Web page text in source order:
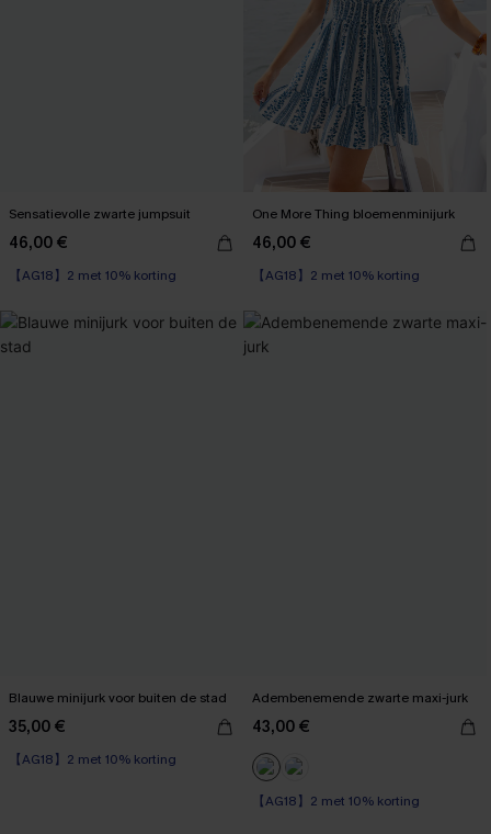
Sensatievolle zwarte jumpsuit
46,00 €
【AG18】2 met 10% korting
One More Thing bloemenminijurk
46,00 €
【AG18】2 met 10% korting
Blauwe minijurk voor buiten de stad
35,00 €
【AG18】2 met 10% korting
Adembenemende zwarte maxi-jurk
43,00 €
【AG18】2 met 10% korting